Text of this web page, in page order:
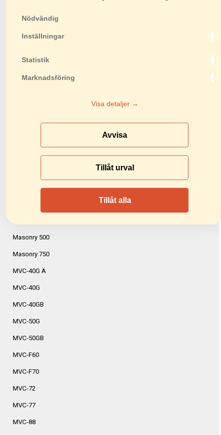
Nödvändig
Inställningar
Statistik
Marknadsföring
Visa detaljer →
Avvisa
Tillåt urval
Tillåt alla
EASY 180
TS 230M
Masonry 500
Masonry 750
MVC-40G Ä
MVC-40G
MVC-40GB
MVC-50G
MVC-50GB
MVC-F60
MVC-F70
MVC-72
MVC-77
MVC-88